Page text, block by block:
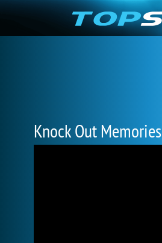
Knock Out Memories